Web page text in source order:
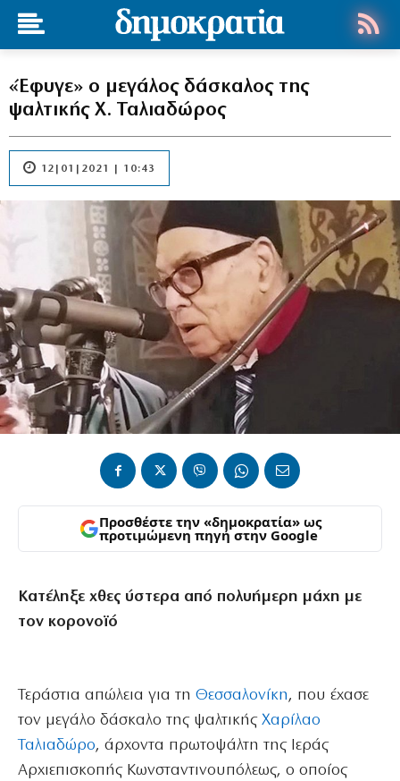
«Έφυγε» ο μεγάλος δάσκαλος της
ψαλτικής Χ. Ταλιαδώρος
12|01|2021 | 10:43
Προσθέστε την «δημοκρατία» ως
προτιμώμενη πηγή στην Google
Κατέληξε χθες ύστερα από πολυήμερη μάχη με
τον κορονοϊό
Τεράστια απώλεια για τη Θεσσαλονίκη, που έχασε
τον μεγάλο δάσκαλο της ψαλτικής Χαρίλαο
Ταλιαδώρο, άρχοντα πρωτοψάλτη της Ιεράς
Αρχιεπισκοπής Κωνσταντινουπόλεως, ο οποίος